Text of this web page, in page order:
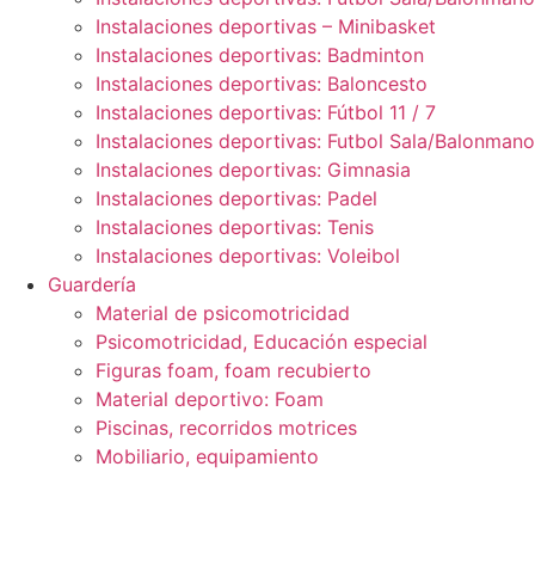
Instalaciones deportivas – Minibasket
Instalaciones deportivas: Badminton
Instalaciones deportivas: Baloncesto
Instalaciones deportivas: Fútbol 11 / 7
Instalaciones deportivas: Futbol Sala/Balonmano
Instalaciones deportivas: Gimnasia
Instalaciones deportivas: Padel
Instalaciones deportivas: Tenis
Instalaciones deportivas: Voleibol
Guardería
Material de psicomotricidad
Psicomotricidad, Educación especial
Figuras foam, foam recubierto
Material deportivo: Foam
Piscinas, recorridos motrices
Mobiliario, equipamiento